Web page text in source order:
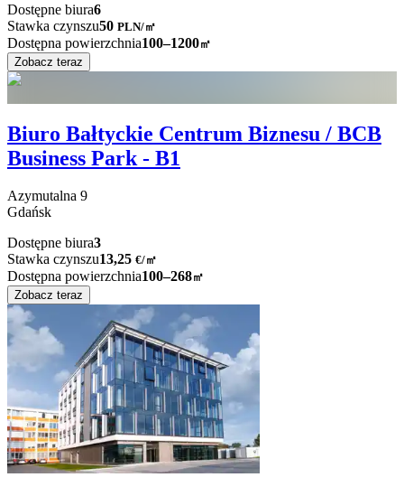
Dostępne biura6
Stawka czynszu50 PLN/㎡
Dostępna powierzchnia100–1200㎡
Zobacz teraz
Biuro Bałtyckie Centrum Biznesu / BCB
Business Park - B1
Azymutalna 9
Gdańsk
Dostępne biura3
Stawka czynszu13,25 €/㎡
Dostępna powierzchnia100–268㎡
Zobacz teraz